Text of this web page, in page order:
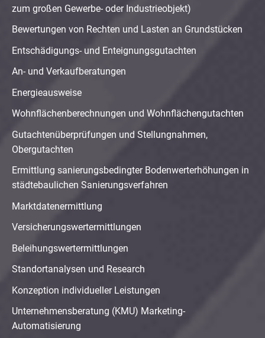
zum großen Gewerbe- oder Industrieobjekt)
Bewertungen von Rechten und Lasten an Grundstücken
Entschädigungs- und Enteignungsgutachten
An- und Verkaufberatungen
Energieausweise
Wohnflächenberechnungen und Wohnflächengutachten
Gutachtenüberprüfungen und Stellungnahmen,
Obergutachten
Ermittlung sanierungsbedingter Bodenwerterhöhungen in
städtebaulichen Sanierungsverfahren
Marktdatenermittlung
Versicherungswertermittlungen
Beleihungswertermittlungen
Standortanalysen und Research
Konzeption individueller Leistungen
Unternehmensberatung (KMU) Marketing-
Automatisierung